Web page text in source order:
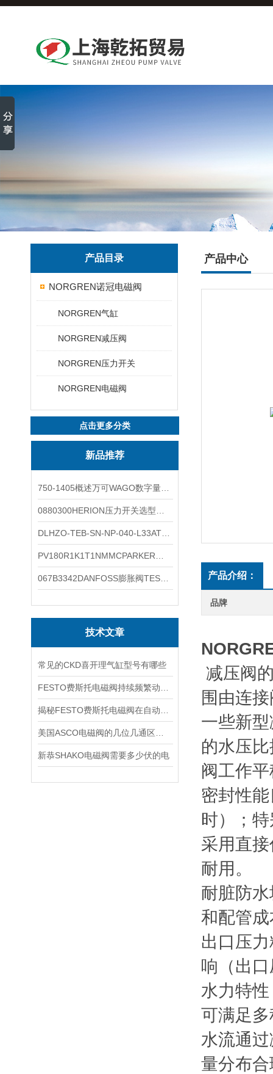
产品目录
NORGREN诺冠电磁阀
NORGREN气缸
NORGREN减压阀
NORGREN压力开关
NORGREN电磁阀
点击更多分类
新品推荐
技术文章
常见的CKD喜开理气缸型号有哪些
新恭SHAKO电磁阀需要多少伏的电
产品中心
产品介绍：
品牌
减压阀
围由连
一些新
的水压
阀工作
密封性
时）；
采用直
耐用。
耐脏防
和配管
出口压
响（出
水力特
可满足
水流通
量分布